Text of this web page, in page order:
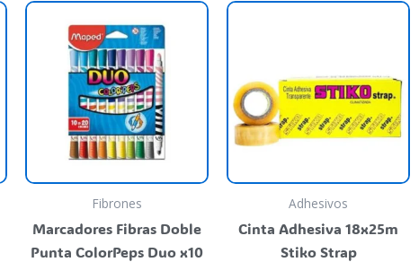
Este
se
elegir
Fibrones
Marcadores Fibras Doble
Punta ColorPeps Duo x10
Adhesivos
Cinta Adhesiva 18x25m
Stiko Strap